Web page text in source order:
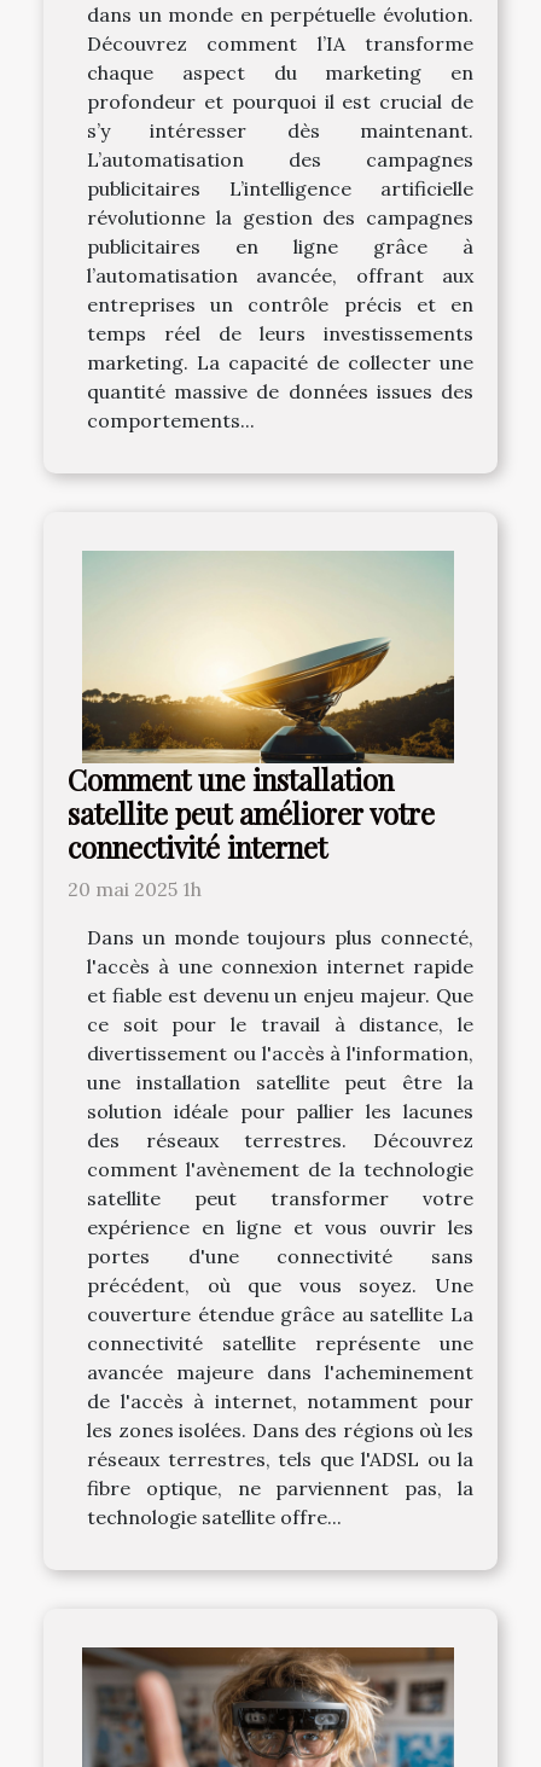
dans un monde en perpétuelle évolution.
Découvrez comment l’IA transforme
chaque aspect du marketing en
profondeur et pourquoi il est crucial de
s’y intéresser dès maintenant.
L’automatisation des campagnes
publicitaires L’intelligence artificielle
révolutionne la gestion des campagnes
publicitaires en ligne grâce à
l’automatisation avancée, offrant aux
entreprises un contrôle précis et en
temps réel de leurs investissements
marketing. La capacité de collecter une
quantité massive de données issues des
comportements...
Comment une installation
satellite peut améliorer votre
connectivité internet
20 mai 2025 1h
Dans un monde toujours plus connecté,
l'accès à une connexion internet rapide
et fiable est devenu un enjeu majeur. Que
ce soit pour le travail à distance, le
divertissement ou l'accès à l'information,
une installation satellite peut être la
solution idéale pour pallier les lacunes
des réseaux terrestres. Découvrez
comment l'avènement de la technologie
satellite peut transformer votre
expérience en ligne et vous ouvrir les
portes d'une connectivité sans
précédent, où que vous soyez. Une
couverture étendue grâce au satellite La
connectivité satellite représente une
avancée majeure dans l'acheminement
de l'accès à internet, notamment pour
les zones isolées. Dans des régions où les
réseaux terrestres, tels que l'ADSL ou la
fibre optique, ne parviennent pas, la
technologie satellite offre...